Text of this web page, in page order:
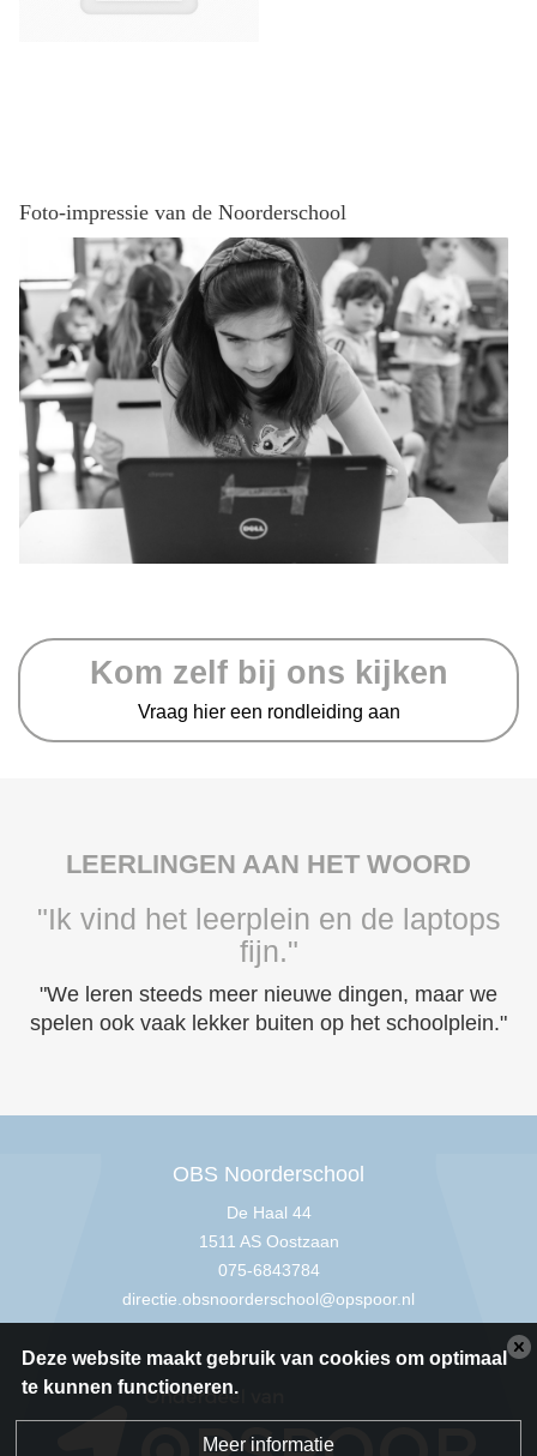
Foto-impressie van de Noorderschool
Kom zelf bij ons kijken
Vraag hier een rondleiding aan
LEERLINGEN AAN HET WOORD
"Ik vind het leerplein en de laptops
fijn."
"We leren steeds meer nieuwe dingen, maar we
spelen ook vaak lekker buiten op het schoolplein."
OBS Noorderschool
De Haal 44
1511 AS Oostzaan
075-6843784
directie.obsnoorderschool@opspoor.nl
Deze website maakt gebruik van cookies om optimaal
te kunnen functioneren.
Meer informatie